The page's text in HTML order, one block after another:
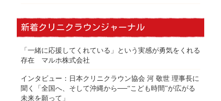
新着クリニクラウンジャーナル
「一緒に応援してくれている」という実感が勇気をくれる
存在 マルホ株式会社
インタビュー：日本クリニクラウン協会 河 敬世 理事長に
聞く「全国へ、そして沖縄から──“こども時間”が広がる
未来を願って」